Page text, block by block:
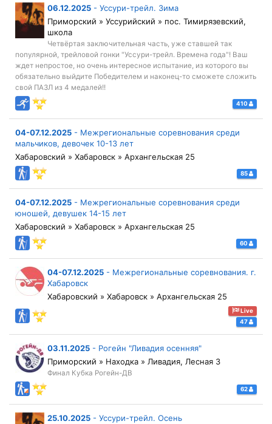
06.12.2025 - Уссури-трейл. Зима
Приморский » Уссурийский » пос. Тимирязевский,
школа
Четвёртая заключительная часть, уже ставшей так
популярной, трейловой гонки "Уссури-трейл. Времена года"! Ваш
ждет непростое, но очень интересное испытание, из которого вы
обязательно выйдите Победителем и наконец-то сможете сложить
свой ПАЗЛ из 4 медалей!!
410
04-07.12.2025 - Межрегиональные соревнования среди
мальчиков, девочек 10-13 лет
Хабаровский » Хабаровск » Архангельская 25
85
04-07.12.2025 - Межрегиональные соревнования среди
юношей, девушек 14-15 лет
Хабаровский » Хабаровск » Архангельская 25
60
04-07.12.2025 - Межрегиональные соревнования. г.
Хабаровск
Хабаровский » Хабаровск » Архангельская 25
Live
47
03.11.2025 - Рогейн "Ливадия осенняя"
Приморский » Находка » Ливадия, Лесная 3
Финал Кубка Рогейн-ДВ
62
25.10.2025 - Уссури-трейл. Осень